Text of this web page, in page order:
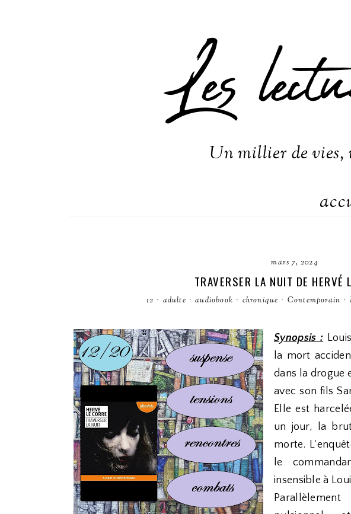
Les
Un millier de vies,
mars 7, 2024
TRAVERSER LA NUIT DE HERVÉ
12 · adulte · audiobook · chronique · Contemporain ·
Synopsis :
la mort
dans la drogue
avec son fils
Elle est
un jour, la
morte.
le
insensible à